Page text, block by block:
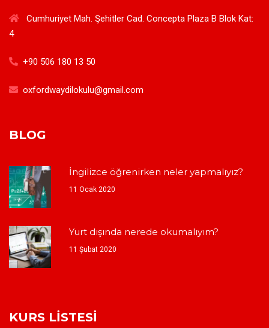
Cumhuriyet Mah. Şehitler Cad. Concepta Plaza B Blok Kat:
4
+90 506 180 13 50
oxfordwaydilokulu@gmail.com
BLOG
İngilizce öğrenirken neler yapmalıyız?
11 Ocak 2020
Yurt dışında nerede okumalıyım?
11 Şubat 2020
KURS LISTESI